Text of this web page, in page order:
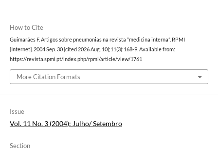
How to Cite
Guimarães F. Artigos sobre pneumonias na revista “medicina interna”. RPMI
[Internet]. 2004 Sep. 30 [cited 2026 Aug. 10];11(3):168-9. Available from:
https://revista.spmi.pt/index.php/rpmi/article/view/1761
More Citation Formats
Issue
Vol. 11 No. 3 (2004): Julho/ Setembro
Section